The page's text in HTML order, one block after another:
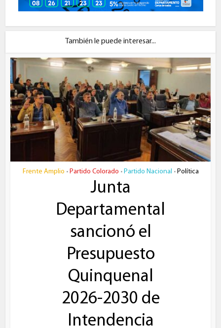
También le puede interesar...
Frente Amplio • Partido Colorado • Partido Nacional • Política
Junta
Departamental
sancionó el
Presupuesto
Quinquenal
2026-2030 de
Intendencia